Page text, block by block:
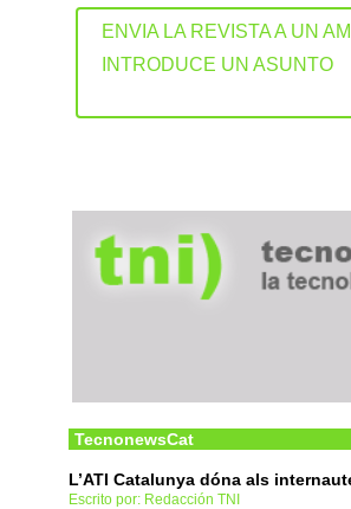
ENVIA LA REVISTA A UN
INTRODUCE UN ASUNTO
TecnonewsCat
L’ATI Catalunya dóna als
Escrito por: Redacción TNI